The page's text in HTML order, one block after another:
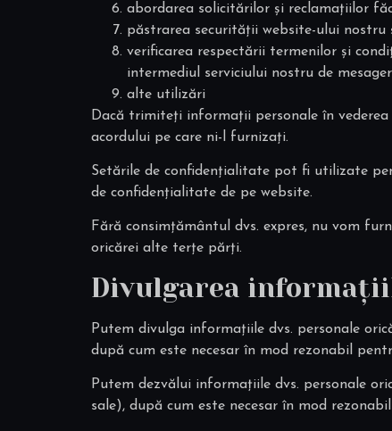
abordarea solicitărilor și reclamațiilor
păstrarea securității website-ului nostru
verificarea respectării termenilor și
intermediul serviciului nostru de
alte utilizări
Dacă trimiteți informații personale în
acordului pe care ni-l furnizați.
Setările de confidențialitate pot fi utilizate
de confidențialitate de pe website.
Fără consimțământul dvs. expres, nu vom
oricărei alte terțe părți.
Divulgarea
Putem divulga informațiile dvs. personale
după cum este necesar în mod rezonabil
Putem dezvălui informațiile dvs. personale
sale), după cum este necesar în mod